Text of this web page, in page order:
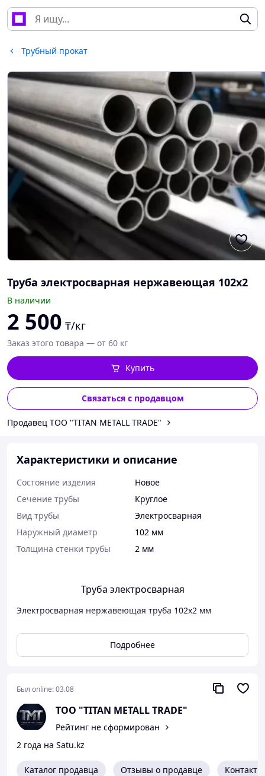
Трубный прокат
Труба электросварная нержавеющая 102х2
В наличии
2 500 ₸/кг
Заказ этого товара — от 60 кг
Купить
Связаться с продавцом
Продавец ТОО "TITAN METALL TRADE"
Характеристики и описание
Состояние изделия
Новое
Сечение трубы
Круглое
Вид трубы
Электросварная
Наружный диаметр
102 мм
Толщина стенки трубы
2 мм
Труба электросварная
Электросварная нержавеющая труба 102х2 мм
системах, производстве оборудования, пищевой
промышленности и строительстве. Материал
отличается устойчивостью к коррозии, перепадам
Характеристики:
Размер: 102х2 мм
Дополнительные толщины: 5, 5.5, 6 мм
Марки стали: AISI 201, AISI 304, AISI 321, AISI
316 Ti, AISI 316L, AISI 430
Тип поверхности: зеркальная, шлифованная,
матовая
Подробнее
Был online:03.08
ТОО "TITAN METALL TRADE"
Рейтинг не сформирован
2 года на Satu.kz
Каталог продавца Отзывы о продавце Контакты